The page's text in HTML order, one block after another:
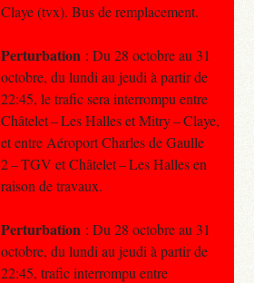
Claye (tvx). Bus de remplacement.
Perturbation : Du 28 octobre au 31
octobre, du lundi au jeudi à partir de
22:45, le trafic sera interrompu entre
Châtelet – Les Halles et Mitry – Claye,
et entre Aéroport Charles de Gaulle
2 – TGV et Châtelet – Les Halles en
raison de travaux.
Perturbation : Du 28 octobre au 31
octobre, du lundi au jeudi à partir de
22:45, trafic interrompu entre